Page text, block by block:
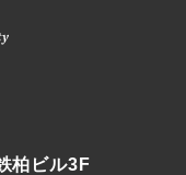
柏ビル3F